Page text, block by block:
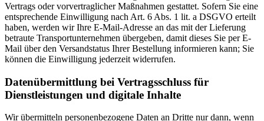
Vertrags oder vorvertraglicher Maßnahmen gestattet. Sofern Sie eine
entsprechende Einwilligung nach Art. 6 Abs. 1 lit. a DSGVO erteilt
haben, werden wir Ihre E-Mail-Adresse an das mit der Lieferung
betraute Transportunternehmen übergeben, damit dieses Sie per E-
Mail über den Versandstatus Ihrer Bestellung informieren kann; Sie
können die Einwilligung jederzeit widerrufen.
Daten­übermittlung bei Vertragsschluss für
Dienstleistungen und digitale Inhalte
Wir übermitteln personenbezogene Daten an Dritte nur dann, wenn